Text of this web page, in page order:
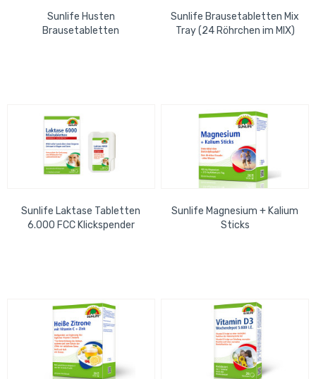
Sunlife Husten
Brausetabletten
Sunlife Brausetabletten Mix
Tray (24 Röhrchen im MIX)
Sunlife Laktase Tabletten
6.000 FCC Klickspender
Sunlife Magnesium + Kalium
Sticks